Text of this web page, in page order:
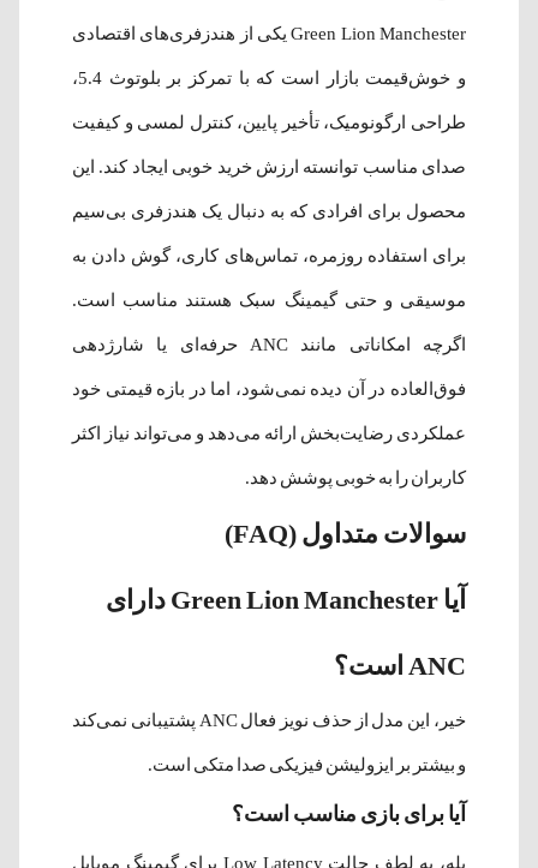
Green Lion Manchester یکی از هندزفری‌های اقتصادی
و خوش‌قیمت بازار است که با تمرکز بر بلوتوث 5.4،
طراحی ارگونومیک، تأخیر پایین، کنترل لمسی و کیفیت
صدای مناسب توانسته ارزش خرید خوبی ایجاد کند. این
محصول برای افرادی که به دنبال یک هندزفری بی‌سیم
برای استفاده روزمره، تماس‌های کاری، گوش دادن به
موسیقی و حتی گیمینگ سبک هستند مناسب است.
اگرچه امکاناتی مانند ANC حرفه‌ای یا شارژدهی
فوق‌العاده در آن دیده نمی‌شود، اما در بازه قیمتی خود
عملکردی رضایت‌بخش ارائه می‌دهد و می‌تواند نیاز اکثر
کاربران را به خوبی پوشش دهد.
سوالات متداول (FAQ)
آیا Green Lion Manchester دارای
ANC است؟
خیر، این مدل از حذف نویز فعال ANC پشتیبانی نمی‌کند
و بیشتر بر ایزولیشن فیزیکی صدا متکی است.
آیا برای بازی مناسب است؟
بله، به لطف حالت Low Latency برای گیمینگ موبایل